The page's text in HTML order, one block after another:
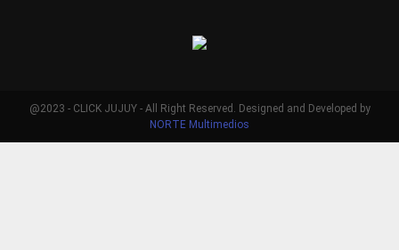
@2023 - CLICK JUJUY - All Right Reserved. Designed and Developed by
NORTE Multimedios